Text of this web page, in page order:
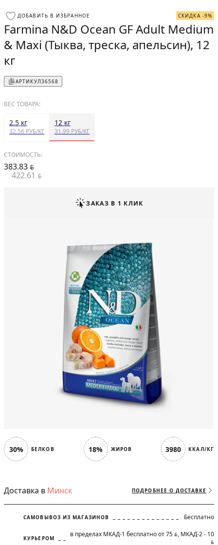
30% БЕЛКОВ 18% ЖИРОВ 3980 ККАЛ/КГ
Доставка в Минск ПОДРОБНЕЕ О ДОСТАВКЕ
САМОВЫВОЗ ИЗ МАГАЗИНОВ Бесплатно
КУРЬЕРОМ в пределах МКАД-1 бесплатно от 75 BYN, МКАД-2 - 10
BYN
ДОБАВИТЬ В ИЗБРАННОЕ СКИДКА -9%
Farmina N&D Ocean GF Adult Medium
& Maxi (Тыква, треска, апельсин), 12
кг
АРТИКУЛ36568
ВЕС ТОВАРА:
2.5 кг
32.56 РУБ/КГ
12 кг
31.99 РУБ/КГ
СТОИМОСТЬ:
383.83 BYN
422.61 BYN
ЗАКАЗ В 1 КЛИК